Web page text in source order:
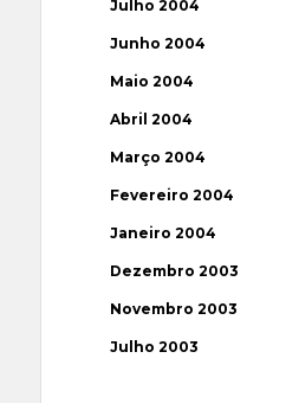
Julho 2004
Junho 2004
Maio 2004
Abril 2004
Março 2004
Fevereiro 2004
Janeiro 2004
Dezembro 2003
Novembro 2003
Julho 2003